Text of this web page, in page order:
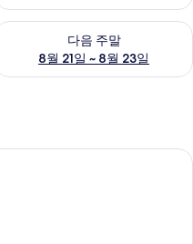
일 ~ 8월 16일
다음 주말
8월 21일 ~ 8월 23일
음 주말 예약 가능 여부 확인
개의 침실, 이탈리아 프레떼 시트, 고